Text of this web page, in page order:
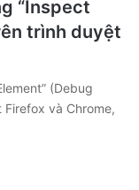
“Inspect
trình duyệt
(Debug
và Chrome,